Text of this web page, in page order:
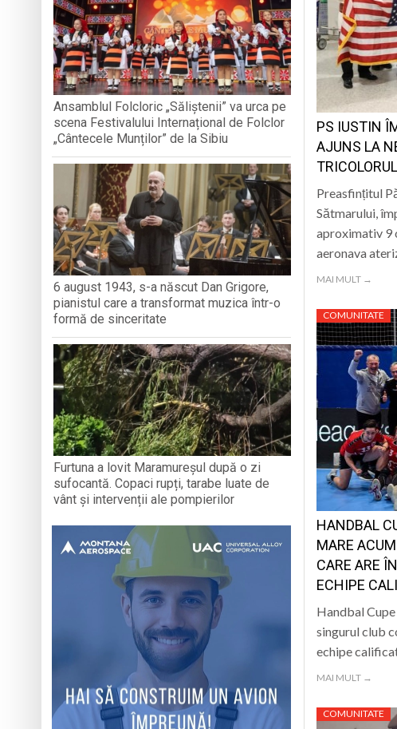
Eveniment special la
„Zilele Moiseiului” se
Biblioteca Municipală
Muzeul de Mineralogie
„CÂNTECELE MUNȚILOR” DE LA SIBIU
DE SINCERITATE
PS IUSTIN
AJUNS LA
Preasfințitul
Sătmarului,
aproximativ 9
aeronava
MAI MULT →
COMUNITATE
HANDBAL
MARE
CARE ARE
ECHIPE
Handbal
singurul club
echipe
MAI MULT →
COMUNITATE
Ansamblul Folcloric „Săliștenii” va urca pe
scena Festivalului Internațional de Folclor
„Cântecele Munților” de la Sibiu
6 august 1943, s-a născut Dan Grigore,
pianistul care a transformat muzica într-o
formă de sinceritate
Furtuna a lovit Maramureșul după o zi
sufocantă. Copaci rupți, tarabe luate de
vânt și intervenții ale pompierilor